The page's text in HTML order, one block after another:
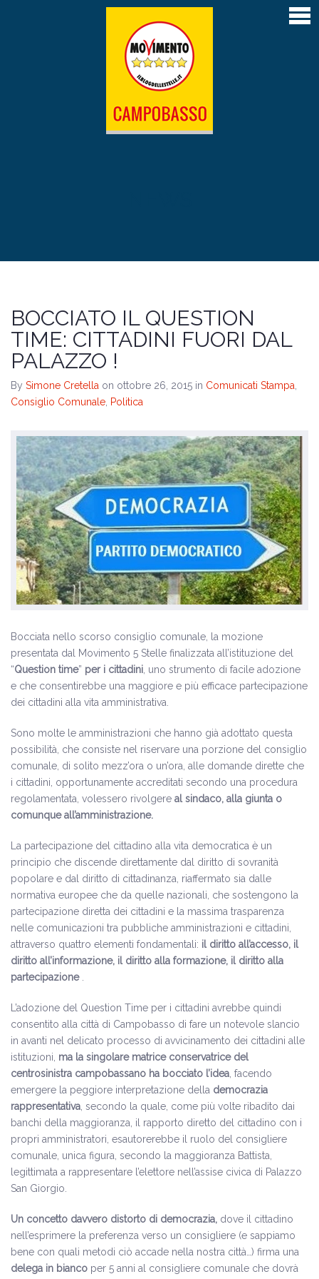
Il programma
Amministrative 2024
BOCCIATO IL QUESTION
TIME: CITTADINI FUORI DAL
PALAZZO !
By Simone Cretella on ottobre 26, 2015 in Comunicati Stampa
Consiglio Comunale Politica
Bocciata nello scorso consiglio comunale, la mozione
presentata dal Movimento 5 Stelle finalizzata all’istituzione del
“Question time” per i cittadini , uno strumento di facile adozione
e che consentirebbe una maggiore e più efficace partecipazione
dei cittadini alla vita amministrativa.
Sono molte le amministrazioni che hanno già adottato questa
possibilità, che consiste nel riservare una porzione del consiglio
comunale, di solito mezz’ora o un’ora, alle domande dirette che
i cittadini, opportunamente accreditati secondo una procedura
regolamentata, volessero rivolgere al sindaco, alla giunta o
comunque all’amministrazione.
La partecipazione del cittadino alla vita democratica è un
principio che discende direttamente dal diritto di sovranità
popolare e dal diritto di cittadinanza, riaffermato sia dalle
normativa europee che da quelle nazionali, che sostengono la
partecipazione diretta dei cittadini e la massima trasparenza
nelle comunicazioni tra pubbliche amministrazioni e cittadini,
attraverso quattro elementi fondamentali: il diritto all’accesso, il
diritto all’informazione, il diritto alla formazione, il diritto alla
partecipazione.
L’adozione del Question Time per i cittadini avrebbe quindi
consentito alla città di Campobasso di fare un notevole slancio
in avanti nel delicato processo di avvicinamento dei cittadini alle
istituzioni, ma la singolare matrice conservatrice del
centrosinistra campobassano ha bocciato l’idea , facendo
emergere la peggiore interpretazione della democrazia
rappresentativa , secondo la quale, come più volte ribadito dai
banchi della maggioranza, il rapporto diretto del cittadino con i
propri amministratori, esautorerebbe il ruolo del consigliere
comunale, unica figura, secondo la maggioranza Battista,
legittimata a rappresentare l’elettore nell’assise civica di Palazzo
San Giorgio.
Un concetto davvero distorto di democrazia, dove il cittadino
nell’esprimere la preferenza verso un consigliere (e sappiamo
bene con quali metodi ciò accade nella nostra città…) firma una
delega in bianco per 5 anni al consigliere comunale che dovrà